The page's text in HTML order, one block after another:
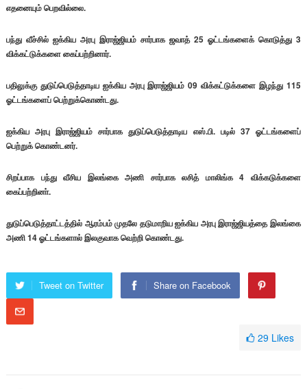
எதனையும் பெறவில்லை.
பந்து வீச்சில் ஐக்கிய அரபு இராஜ்ஜியம் சார்பாக ஜவாத் 25 ஓட்டங்களைக் கொடுத்து 3
விக்கட்டுக்களை கைப்பற்றினார்.
பதிலுக்கு துடுப்பெடுத்தாடிய ஐக்கிய அரபு இராஜ்ஜியம் 09 விக்கட்டுக்களை இழந்து 115
ஓட்டங்களைப் பெற்றுக்கொண்டது.
ஐக்கிய அரபு இராஜ்ஜியம் சார்பாக துடுப்பெடுத்தாடிய எஸ்.பி. படில் 37 ஓட்டங்களைப்
பெற்றுக் கொண்டனர்.
சிறப்பாக பந்து வீசிய இலங்கை அணி சார்பாக லசித் மாலிங்க 4 விக்கடுக்களை
கைப்பற்றினா்.
துடுப்பெடுத்தாட்டத்தில் ஆரம்பம் முதலே தடுமாறிய ஐக்கிய அரபு இராஜ்ஜியத்தை இலங்கை
அணி 14 ஓட்டங்களால் இலகுவாக வெற்றி கொண்டது.
Tweet on Twitter Share on Facebook
29 Likes